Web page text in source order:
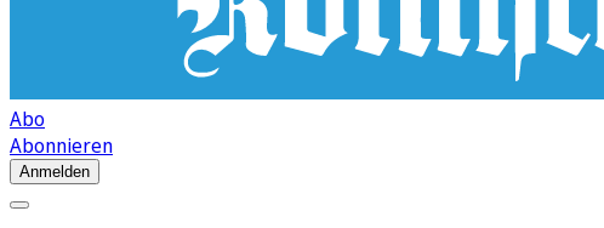
Abo
Abonnieren
Anmelden